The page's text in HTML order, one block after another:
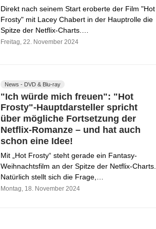
Direkt nach seinem Start eroberte der Film "Hot
Frosty" mit Lacey Chabert in der Hauptrolle die
Spitze der Netflix-Charts.…
Freitag, 22. November 2024
News - DVD & Blu-ray
"Ich würde mich freuen": "Hot
Frosty"-Hauptdarsteller spricht
über mögliche Fortsetzung der
Netflix-Romanze – und hat auch
schon eine Idee!
Mit „Hot Frosty“ steht gerade ein Fantasy-
Weihnachtsfilm an der Spitze der Netflix-Charts.
Natürlich stellt sich die Frage,…
Montag, 18. November 2024